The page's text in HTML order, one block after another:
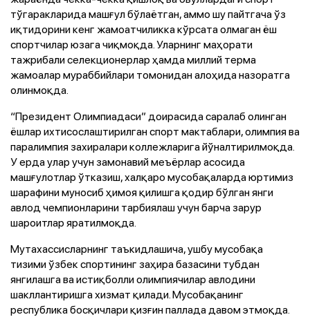
тўгаракларида машғул бўлаётган, аммо шу пайтгача ўз
иқтидорини кенг жамоатчиликка кўрсата олмаган ёш
спортчилар юзага чиқмоқда. Уларнинг маҳорати
тажрибали селекционерлар ҳамда миллий терма
жамоалар мураббийлари томонидан алоҳида назоратга
олинмоқда.
“Президент Олимпиадаси” доирасида саралаб олинган
ёшлар ихтисослаштирилган спорт мактаблари, олимпия ва
паралимпия захиралари коллежларига йўналтирилмоқда.
У ерда улар учун замонавий меъёрлар асосида
машғулотлар ўтказиш, халқаро мусобақаларда юртимиз
шарафини муносиб ҳимоя қилишга қодир бўлган янги
авлод чемпионларини тарбиялаш учун барча зарур
шароитлар яратилмоқда.
Мутахассисларнинг таъкидлашича, ушбу мусобақа
тизими ўзбек спортининг заҳира базасини тубдан
янгилашга ва истиқболли олимпиячилар авлодини
шакллантиришга хизмат қилади. Мусобақанинг
республика босқичлари қизғин паллада давом этмоқда.